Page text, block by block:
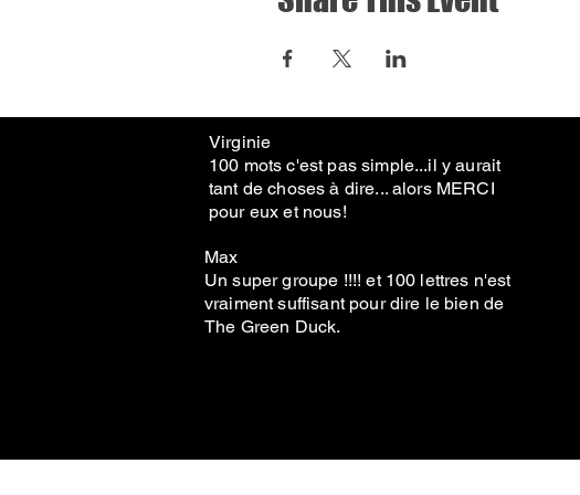
Virginie
100 mots c'est pas simple...il y aurait
tant de choses à dire... alors MERCI
pour eux et nous!
Max
Un super groupe !!!! et 100 lettres n'est
vraiment suffisant pour dire le bien de
The Green Duck.